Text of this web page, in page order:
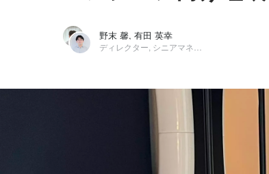
野末 馨, 有田 英幸